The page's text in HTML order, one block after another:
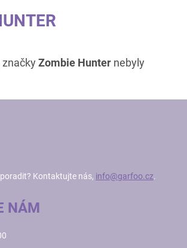
Zombie Hunter nebyly
Kontaktujte nás, info@garfoo.cz.
NÁM